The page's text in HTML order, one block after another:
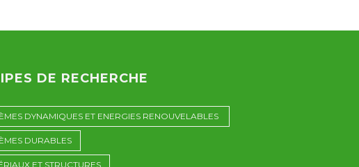
DE RECHERCHE
DYNAMIQUES ET ENERGIES RENOUVELABLES
DURABLES
ET STRUCTURES